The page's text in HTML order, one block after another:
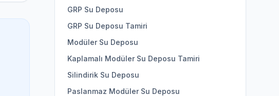
GRP Su Deposu
GRP Su Deposu Tamiri
Modüler Su Deposu
Kaplamalı Modüler Su Deposu Tamiri
Silindirik Su Deposu
Paslanmaz Modüler Su Deposu